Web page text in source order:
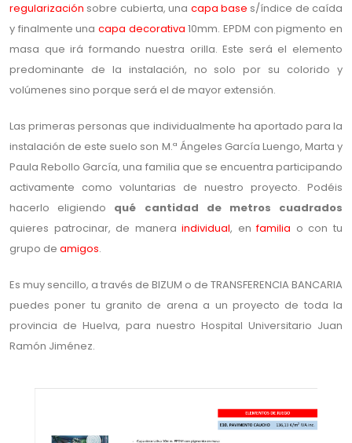
regularización sobre cubierta, una capa base s/índice de caída
y finalmente una capa decorativa 10mm. EPDM con pigmento en
masa que irá formando nuestra orilla. Este será el elemento
predominante de la instalación, no solo por su colorido y
volúmenes sino porque será el de mayor extensión.
Las primeras personas que individualmente ha aportado para la
instalación de este suelo son M.ª Ángeles García Luengo, Marta y
Paula Rebollo García, una familia que se encuentra participando
activamente como voluntarias de nuestro proyecto. Podéis
hacerlo eligiendo qué cantidad de metros cuadrados
quieres patrocinar, de maneraindividual, enfamilia o con tu
grupo de amigos.
Es muy sencillo, a través de BIZUM o de TRANSFERENCIA BANCARIA
puedes poner tu granito de arena a un proyecto de toda la
provincia de Huelva, para nuestro Hospital Universitario Juan
Ramón Jiménez.